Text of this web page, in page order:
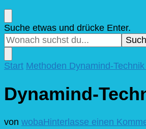
Suchst
du
nach
etwas?
Suche etwas und drücke Enter.
Start Methoden Dynamind-
Dynamind-
von wobaHinterlasse einen